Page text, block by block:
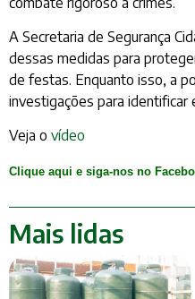
A Secretaria de Segurança
dessas medidas para
de festas. Enquanto isso, a
investigações para identificar
Veja o vídeo
Clique aqui e siga-nos no
Mais lidas